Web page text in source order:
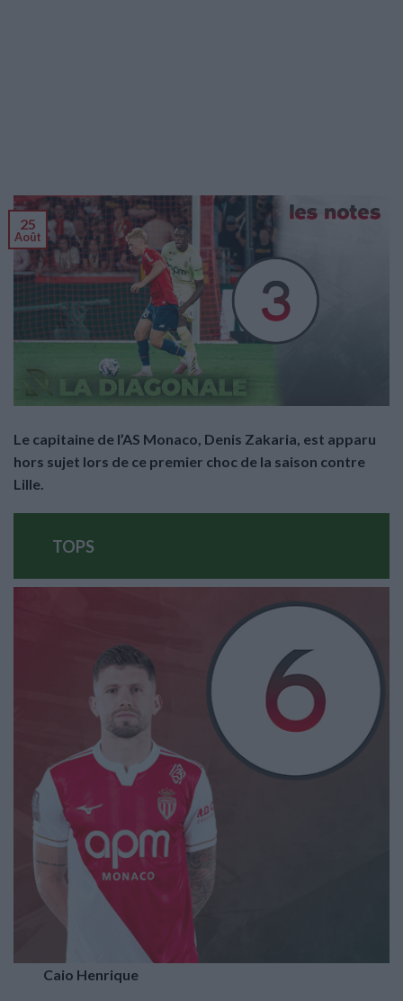
25
Août
Le capitaine de l’AS Monaco, Denis Zakaria, est apparu
hors sujet lors de ce premier choc de la saison contre
Lille.
TOPS
Caio Henrique